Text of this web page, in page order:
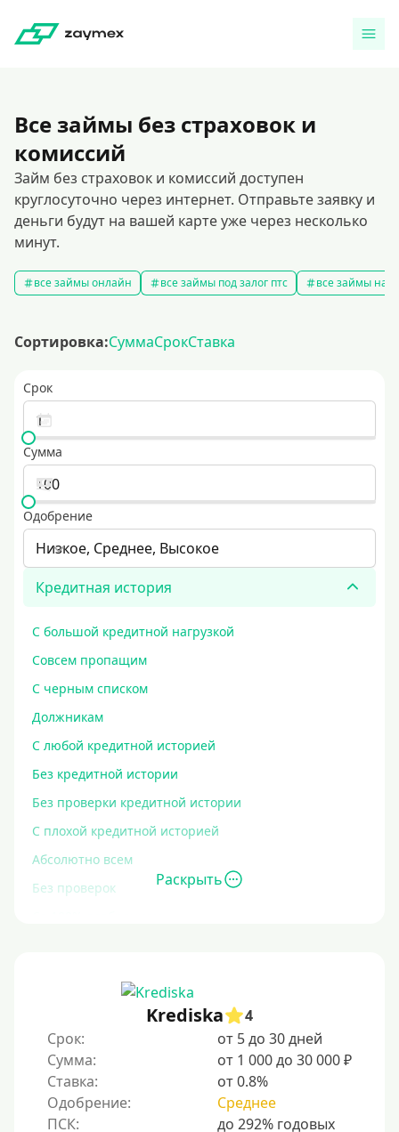
Все займы без страховок и
комиссий
Займ без страховок и комиссий доступен
круглосуточно через интернет. Отправьте заявку и
деньги будут на вашей карте уже через несколько
минут.
все займы онлайн все займы под залог птс все займы на
Сортировка:СуммаСрокСтавка
Срок
Сумма
Одобрение
Низкое, Среднее, Высокое
Кредитная история
С большой кредитной нагрузкой
Совсем пропащим
С черным списком
Должникам
С любой кредитной историей
Без кредитной истории
Без проверки кредитной истории
С плохой кредитной историей
Абсолютно всем
Без проверок
С просрочками
Залог
Под залог ПТС
Без залога
Раскрыть
Krediska
4
Срок:
от 5 до 30 дней
Сумма:
от 1 000 до 30 000 ₽
Ставка:
от 0.8%
Одобрение:
Среднее